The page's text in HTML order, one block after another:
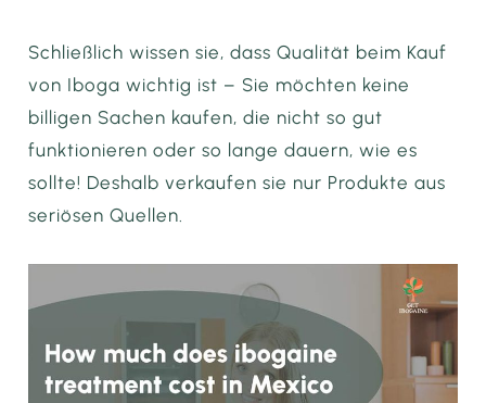
Schließlich wissen sie, dass Qualität beim Kauf
von Iboga wichtig ist – Sie möchten keine
billigen Sachen kaufen, die nicht so gut
funktionieren oder so lange dauern, wie es
sollte! Deshalb verkaufen sie nur Produkte aus
seriösen Quellen.